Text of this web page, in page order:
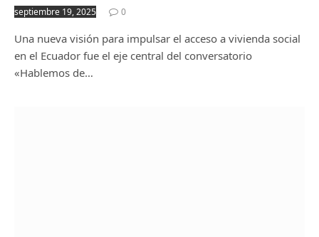
septiembre 19, 2025 0
Una nueva visión para impulsar el acceso a vivienda social
en el Ecuador fue el eje central del conversatorio
«Hablemos de…